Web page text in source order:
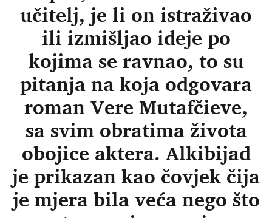
učitelj, je li on istraživao
ili izmišljao ideje po
kojima se ravnao, to su
pitanja na koja odgovara
roman Vere Mutafčieve,
sa svim obratima života
obojice aktera. Alkibijad
je prikazan kao čovjek čija
je mjera bila veća nego što